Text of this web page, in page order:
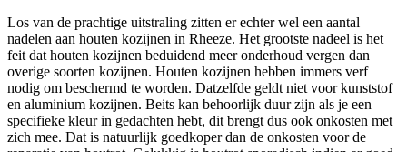
Los van de prachtige uitstraling zitten er echter wel een aantal
nadelen aan houten kozijnen in Rheeze. Het grootste nadeel is het
feit dat houten kozijnen beduidend meer onderhoud vergen dan
overige soorten kozijnen. Houten kozijnen hebben immers verf
nodig om beschermd te worden. Datzelfde geldt niet voor kunststof
en aluminium kozijnen. Beits kan behoorlijk duur zijn als je een
specifieke kleur in gedachten hebt, dit brengt dus ook onkosten met
zich mee. Dat is natuurlijk goedkoper dan de onkosten voor de